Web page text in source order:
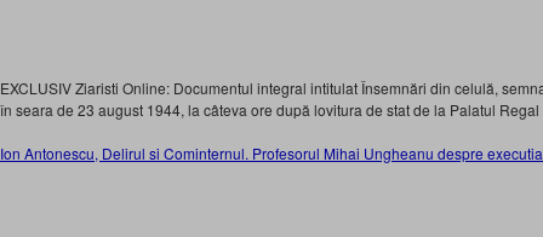
EXCLUSIV Ziaristi Online: Documentul integral intitulat Însemnări din celulă,
în seara de 23 august 1944, la câteva ore după lovitura de stat de la Palatul
Ion Antonescu, Delirul si Cominternul. Profesorul Mihai Ungheanu despre